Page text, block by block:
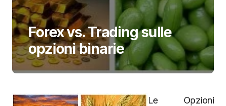
Forex vs. Trading sulle
opzioni binarie
Le Opzioni